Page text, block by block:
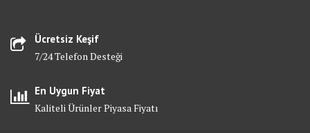
Ücretsiz Keşif
7/24 Telefon Desteği
En Uygun Fiyat
Kaliteli Ürünler Piyasa Fiyatı